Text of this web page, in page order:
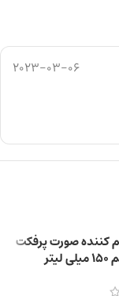
2023-03-06
کننده صورت پرفکت